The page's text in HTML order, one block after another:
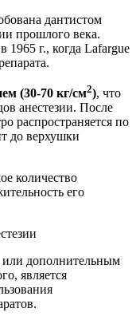
дантистом
прошлого века.
1965 г., когда Lafargue
(30-70 кг/см2), что
анестезии. После
распространяется по
до верхушки
количество
его
дополнительным
является